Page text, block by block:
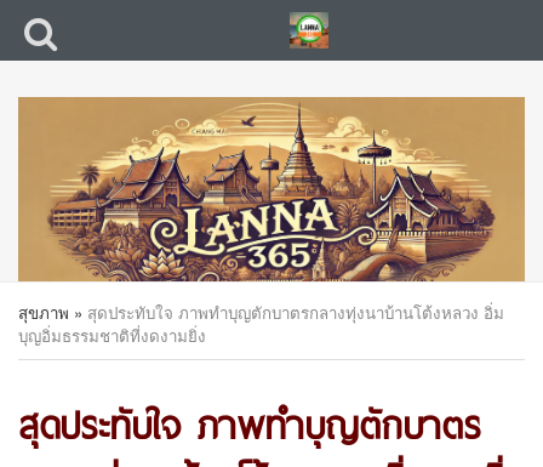
สุขภาพ » สุดประทับใจ ภาพทำบุญตักบาตรกลางทุ่งนาบ้านโต้งหลวง อิ่ม
บุญอิ่มธรรมชาติที่งดงามยิ่ง
สุดประทับใจ ภาพทำบุญตักบาตร